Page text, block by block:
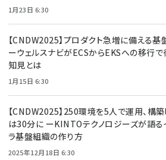
1月23日 6:30
【CNDW2025】プロダクト急増に備える基
ーウェルスナビがECSからEKSへの移行で
知見とは
1月15日 6:30
【CNDW2025】250環境を5人で運用、構
は30分に ーKINTOテクノロジーズが語る
ラ基盤組織の作り方
2025年12月18日 6:30